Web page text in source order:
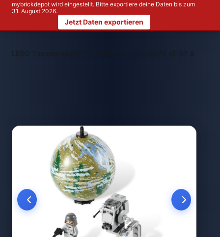
mybrickdepot wird eingestellt. Bitte exportiere deine Daten bis zum
31. August 2026.
Jetzt Daten exportieren
LEGO Themen > LEGO 9679 AT-ST & Endor